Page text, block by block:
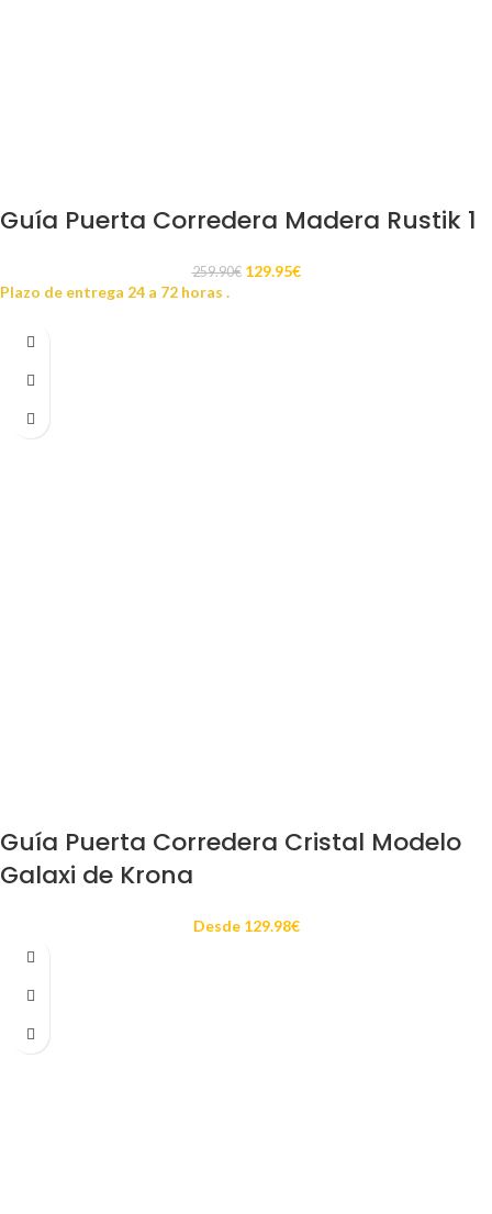
Guía Puerta Corredera Madera Rustik 1
259.90€ 129.95€
Plazo de entrega 24 a 72 horas .
Guía Puerta Corredera Cristal Modelo
Galaxi de Krona
Desde 129.98€